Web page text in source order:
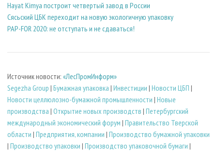
Hayat Kimya построит четвертый завод в России
Сясьский ЦБК переходит на новую экологичную упаковку
PAP-FOR 2020: не отступать и не сдаваться!
Источник новости: «ЛесПромИнформ»
Segezha Group | Бумажная упаковка | Инвестиции | Новости ЦБП |
Новости целлюлозно-бумажной промышленности | Новые
производства | Открытие новых производств | Петербургский
международный экономический форум | Правительство Тверской
области | Предприятия, компании | Производство бумажной упаковки
| Производство упаковки | Производство упаковочной бумаги |